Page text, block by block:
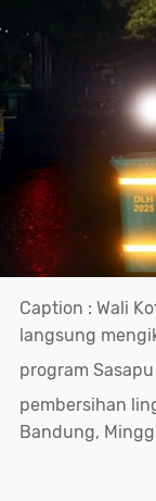
Caption : Wali
langsung
program
pembersihan
Bandung,